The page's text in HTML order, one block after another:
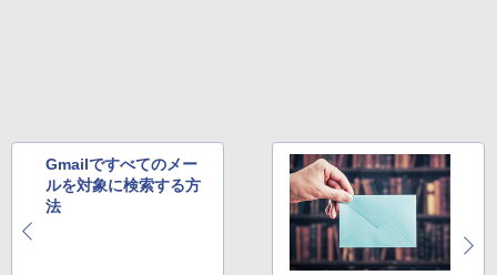
Gmailですべてのメー
ルを対象に検索する方
法